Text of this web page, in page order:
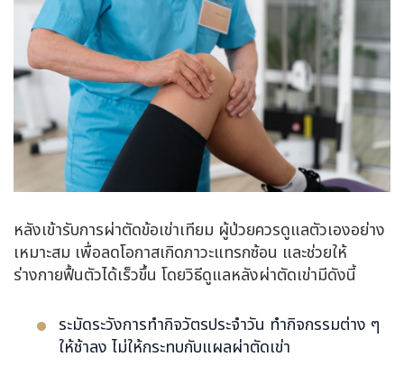
หลังเข้ารับการผ่าตัดข้อเข่าเทียม ผู้ป่วยควรดูแลตัวเองอย่าง
เหมาะสม เพื่อลดโอกาสเกิดภาวะแทรกซ้อน และช่วยให้
ร่างกายฟื้นตัวได้เร็วขึ้น โดยวิธีดูแลหลังผ่าตัดเข่ามีดังนี้
ระมัดระวังการทำกิจวัตรประจำวัน ทำกิจกรรมต่าง ๆ
ให้ช้าลง ไม่ให้กระทบกับแผลผ่าตัดเข่า